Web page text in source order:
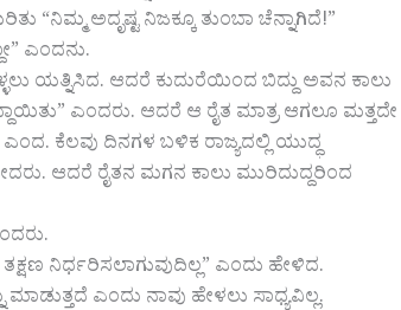
“ನಿಮ್ಮ ಅದೃಷ್ಟ ನಿಜಕ್ಕೂ ತುಂಬಾ ಚೆನ್ನಾಗಿದೆ!”
ಎಂದನು.
ಯತ್ನಿಸಿದ. ಆದರೆ ಕುದುರೆಯಿಂದ ಬಿದ್ದು ಅವನ ಕಾಲು
ಎಂದರು. ಆದರೆ ಆ ರೈತ ಮಾತ್ರ ಆಗಲೂ ಮತ್ತದೇ
ಕೆಲವು ದಿನಗಳ ಬಳಿಕ ರಾಜ್ಯದಲ್ಲಿ ಯುದ್ಧ
ಆದರೆ ರೈತನ ಮಗನ ಕಾಲು ಮುರಿದುದ್ದರಿಂದ
ನಿರ್ಧರಿಸಲಾಗುವುದಿಲ್ಲ” ಎಂದು ಹೇಳಿದ.
ಎಂದು ನಾವು ಹೇಳಲು ಸಾಧ್ಯವಿಲ್ಲ.